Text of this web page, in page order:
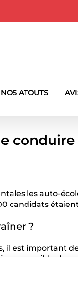
NOS ATOUTS
les auto-
candidats
?
il est important
possible de
la Sécurité